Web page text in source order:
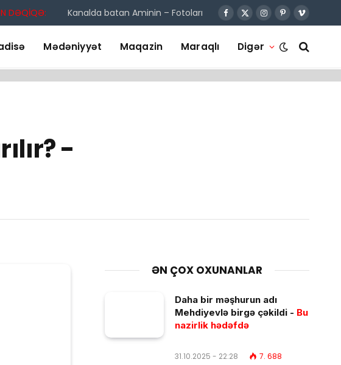
DƏQİQƏ: Kanalda batan Aminin – Fotoları Facebook
X
Instagram
Pinterest
Vimeo
Mədəniyyət Maqazin Maraqlı Digər
-
ƏN ÇOX OXUNANLAR
Daha bir məşhurun adı
Mehdiyevlə birgə çəkildi - Bu
nazirlik hədəfdə
31.10.2025 - 22:28 7. 688